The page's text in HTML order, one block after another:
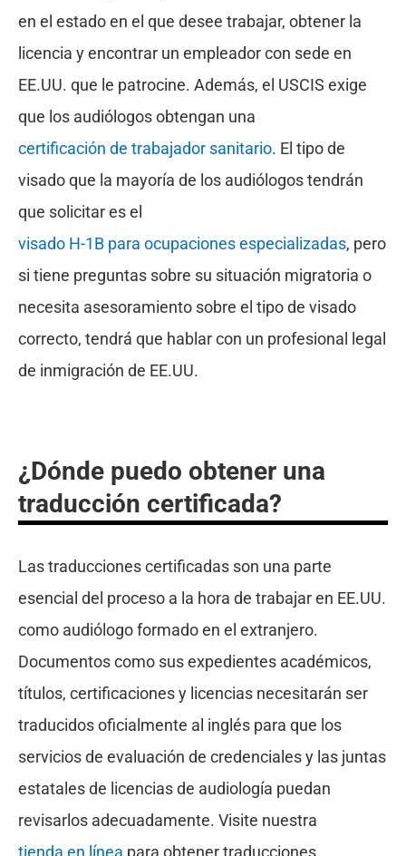
en el estado en el que desee trabajar, obtener la
licencia y encontrar un empleador con sede en
EE.UU. que le patrocine. Además, el USCIS exige
que los audiólogos obtengan una
certificación de trabajador sanitario. El tipo de
visado que la mayoría de los audiólogos tendrán
que solicitar es el
visado H-1B para ocupaciones especializadas, pero
si tiene preguntas sobre su situación migratoria o
necesita asesoramiento sobre el tipo de visado
correcto, tendrá que hablar con un profesional legal
de inmigración de EE.UU.
¿Dónde puedo obtener una
traducción certificada?
Las traducciones certificadas son una parte
esencial del proceso a la hora de trabajar en EE.UU.
como audiólogo formado en el extranjero.
Documentos como sus expedientes académicos,
títulos, certificaciones y licencias necesitarán ser
traducidos oficialmente al inglés para que los
servicios de evaluación de credenciales y las juntas
estatales de licencias de audiología puedan
revisarlos adecuadamente. Visite nuestra
tienda en línea para obtener traducciones